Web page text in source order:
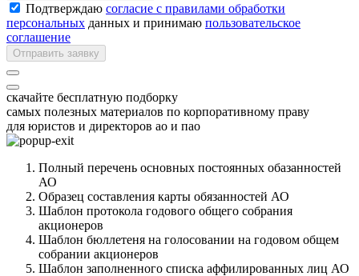
Подтверждаю согласие с правилами обработки
персональных данных и принимаю пользовательское
соглашение
Отправить заявку
скачайте бесплатную подборку
самых полезных материалов по корпоративному праву
для юристов и директоров ао и пао
Полный перечень основных постоянных обазанностей
АО
Образец составления карты обязанностей АО
Шаблон протокола годового общего собрания
акционеров
Шаблон бюллетеня на голосовании на годовом общем
собрании акционеров
Шаблон заполненного списка аффилированных лиц АО